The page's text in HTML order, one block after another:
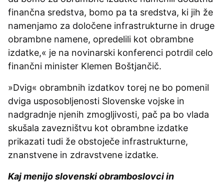
finančna sredstva, bomo pa ta sredstva, ki jih že
namenjamo za določene infrastrukturne in druge
obrambne namene, opredelili kot obrambne
izdatke,« je na novinarski konferenci potrdil celo
finančni minister Klemen Boštjančič.
»Dvig« obrambnih izdatkov torej ne bo pomenil
dviga usposobljenosti Slovenske vojske in
nadgradnje njenih zmogljivosti, pač pa bo vlada
skušala zavezništvu kot obrambne izdatke
prikazati tudi že obstoječe infrastrukturne,
znanstvene in zdravstvene izdatke.
Kaj menijo slovenski obramboslovci in